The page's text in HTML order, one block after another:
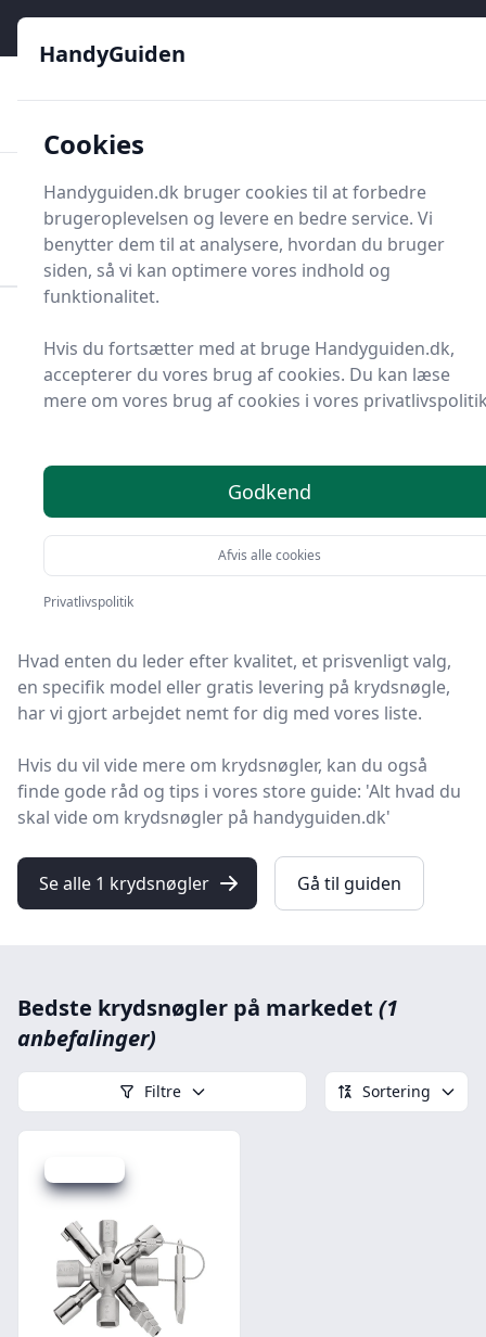
HandyGuiden
Søg nu
Søg nu
Håndværktøj
Nøgler og nøglesæt Krydsnøgle
Bedste krydsnøgler på
anbefalinger
Du er landet på HandyGuiden, det helt rigtige sted at
finde krydsnøgler. Vi har udvalgt de 1 bedste
produkter lige nu, så du er sikret et godt køb!
Hvad enten du leder efter kvalitet, et prisvenligt valg,
en specifik model eller gratis levering på krydsnøgle,
har vi gjort arbejdet nemt for dig med vores liste.
Hvis du vil vide mere om krydsnøgler, kan du også
finde gode råd og tips i vores store guide: 'Alt hvad du
skal vide om krydsnøgler på handyguiden.dk'
Se alle 1 krydsnøgler Gå til guiden
Bedste krydsnøgler på markedet (1
anbefalinger)
Filtre Sortering
HandyGuiden
Cookies
Handyguiden.dk bruger cookies til at forbedre
brugeroplevelsen og levere en bedre service. Vi
benytter dem til at analysere, hvordan du bruger
siden, så vi kan optimere vores indhold og
funktionalitet.
Hvis du fortsætter med at bruge Handyguiden.dk,
accepterer du vores brug af cookies. Du kan læse
mere om vores brug af cookies i vores
Godkend
Afvis alle cookies
Privatlivspolitik